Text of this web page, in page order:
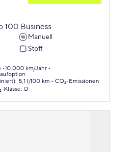
100 Business
Manuell
Stoff
10.000 km/Jahr
: 5,1 l/100 km
CO₂-Emissionen
Klasse: D